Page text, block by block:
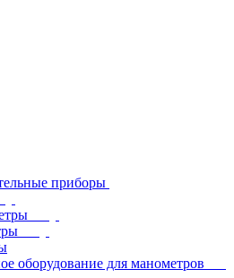
приборы
оборудование для манометров